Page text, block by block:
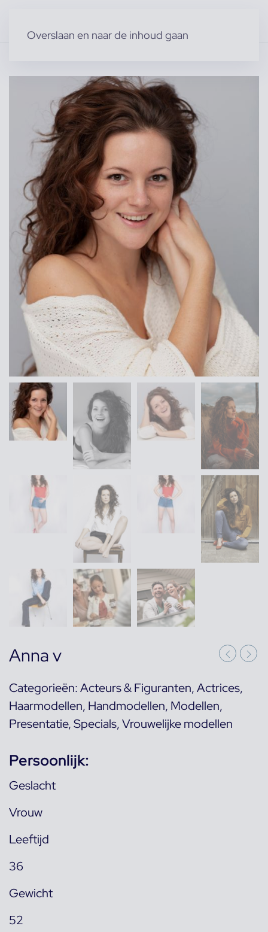
Overslaan en naar de inhoud gaan
Anna v
Categorieën:Acteurs & Figuranten,Actrices,
Haarmodellen, Handmodellen, Modellen,
Presentatie,Specials,Vrouwelijke modellen
Persoonlijk:
Geslacht
Vrouw
Leeftijd
36
Gewicht
52